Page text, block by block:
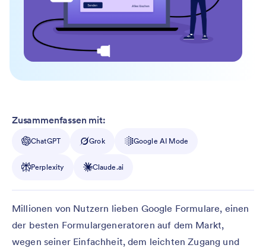
Zusammenfassen mit:
ChatGPT Grok Google AI Mode
Perplexity Claude.ai
Millionen von Nutzern lieben Google Formulare, einen
der besten Formulargeneratoren auf dem Markt,
wegen seiner Einfachheit, dem leichten Zugang und